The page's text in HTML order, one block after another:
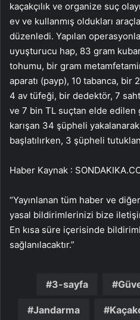
kaçakçılık ve organize suç
ev ve kullanmış oldukları
düzenledi. Yapılan
uyuşturucu hap, 83 gram
tohumu, bir gram
aparatı (payp), 10 tabanca, bir
4 av tüfeği, bir dedektör, 7
ve 7 bin TL suçtan elde
karışan 34 şüpheli
başlatılırken, 3 şüpheli
Haber Kaynak :
“Yayınlanan tüm haber ve
yasal bildirimlerinizi bize
En kısa süre içerisinde
sağlanılacaktır.”
3-sayfa
Jandarma